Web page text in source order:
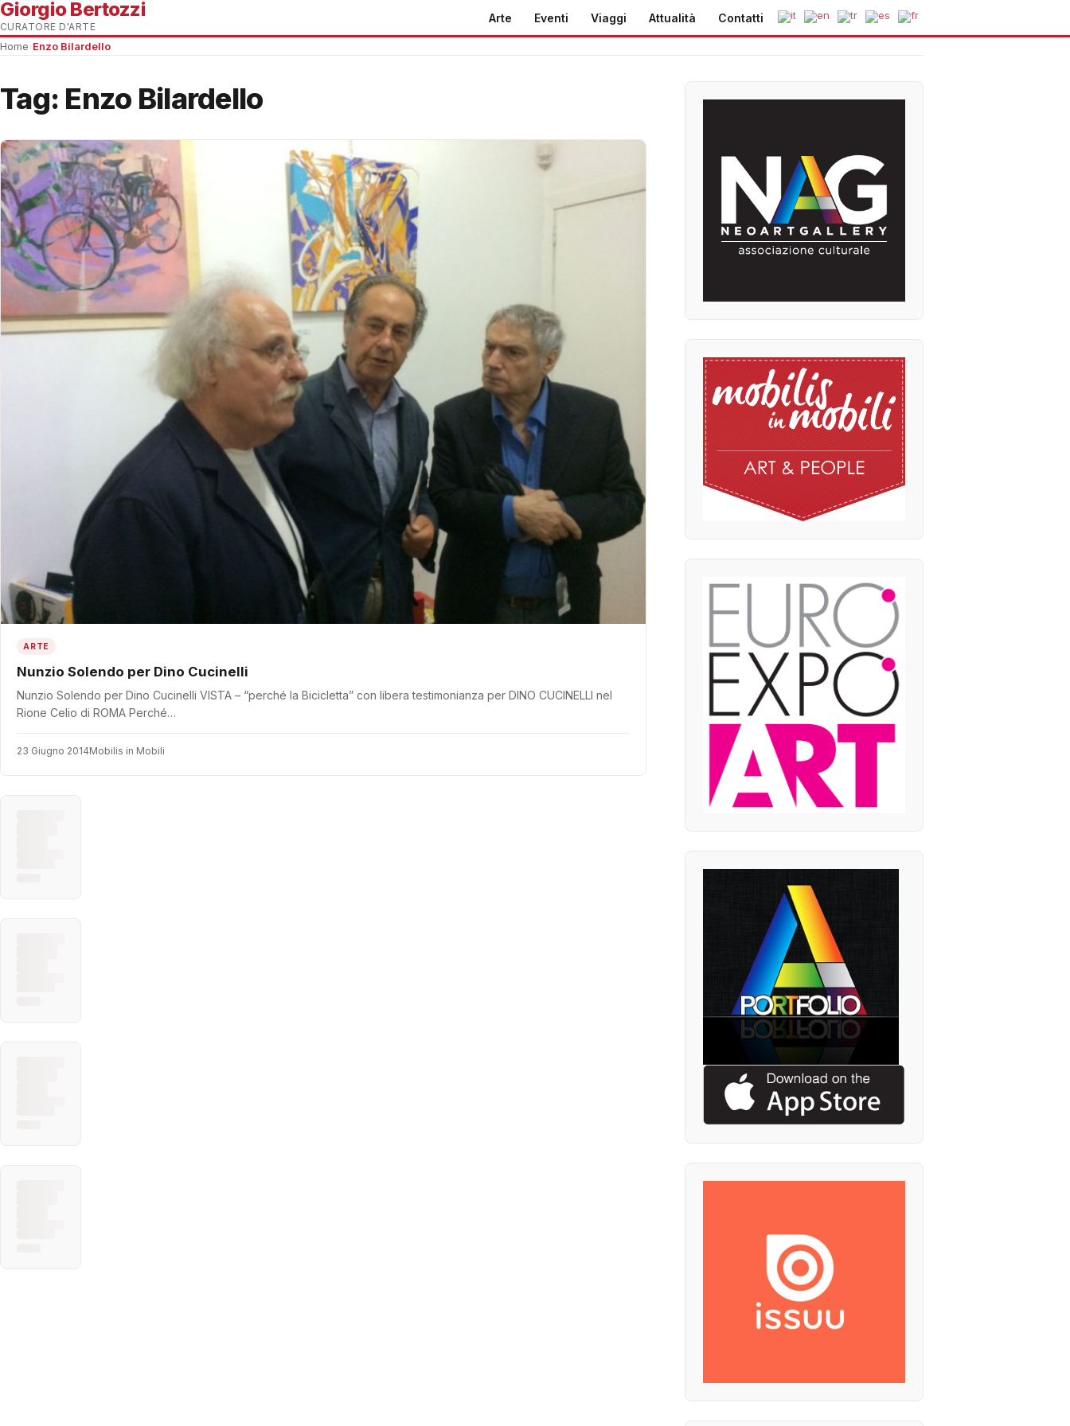
Giorgio Bertozzi
CURATORE D'ARTE
Arte Eventi Viaggi Attualità Contatti
Home Enzo Bilardello
Tag: Enzo Bilardello
ARTE
Nunzio Solendo per Dino Cucinelli
Nunzio Solendo per Dino Cucinelli VISTA – “perché la Bicicletta” con libera testimonianza per DINO CUCINELLI nel
Rione Celio di ROMA Perché…
23 Giugno 2014Mobilis in Mobili